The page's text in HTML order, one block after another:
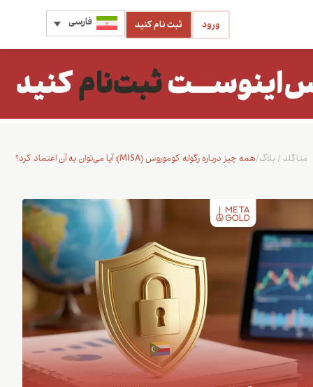
فارسی ثبت نام کنید ورود
همه چیز درباره رگوله کوموروس (MISA)؛ آیا می‌توان به آن اعتماد کرد؟ متاگلد /بلاگ/